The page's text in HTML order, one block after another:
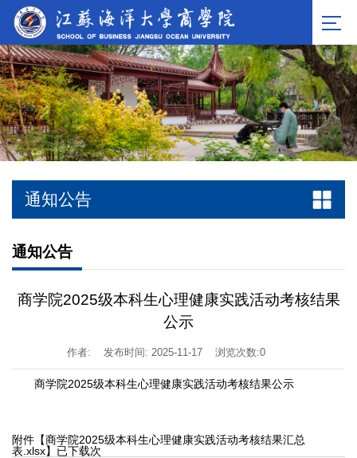
通知公告
通知公告
商学院2025级本科生心理健康实践活动考核结果
公示
作者: 发布时间: 2025-11-17 浏览次数:0
商学院2025级本科生心理健康实践活动考核结果公示
附件【商学院2025级本科生心理健康实践活动考核结果汇总
表.xlsx】已下载次